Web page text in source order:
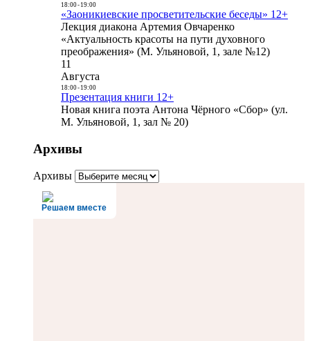
18:00- 19:00
«Заоникиевские просветительские беседы» 12+
Лекция диакона Артемия Овчаренко
«Актуальность красоты на пути духовного
преображения» (М. Ульяновой, 1, зале №12)
11
Августа
18:00- 19:00
Презентация книги 12+
Новая книга поэта Антона Чёрного «Сбор» (ул.
М. Ульяновой, 1, зал № 20)
Архивы
Архивы
Решаем вместе